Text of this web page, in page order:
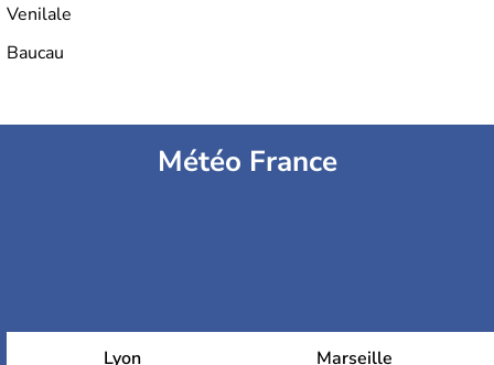
Venilale
Baucau
Météo France
Lyon Marseille